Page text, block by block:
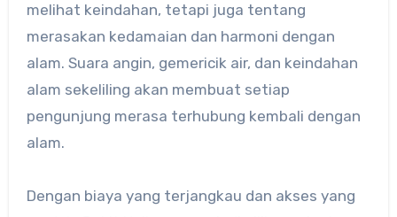
melihat keindahan, tetapi juga tentang
merasakan kedamaian dan harmoni dengan
alam. Suara angin, gemericik air, dan keindahan
alam sekeliling akan membuat setiap
pengunjung merasa terhubung kembali dengan
alam.
Dengan biaya yang terjangkau dan akses yang